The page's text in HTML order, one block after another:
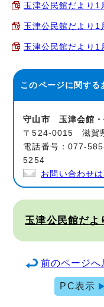
玉津公民館だより1
玉津公民館だより1
玉津公民館だより1
このページに関する
守山市 玉津会館・
〒524-0015 滋賀
電話番号：077-
5254
お問い合わせ
玉津公民館だよ
前のページへ
PC表示